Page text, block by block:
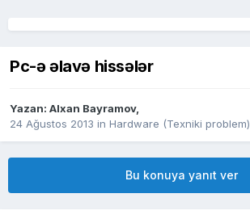
Pc-ə əlavə hissələr
Yazan: Alxan Bayramov,
24 Ağustos 2013 in Hardware (Texniki problem)
Bu konuya yanıt ver